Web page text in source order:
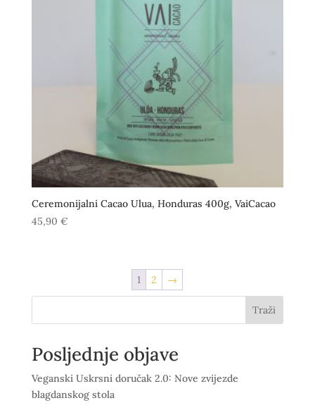
Ceremonijalni Cacao Ulua, Honduras 400g, VaiCacao
45,90 €
1 2 →
Traži
Posljednje objave
Veganski Uskrsni doručak 2.0: Nove zvijezde
blagdanskog stola